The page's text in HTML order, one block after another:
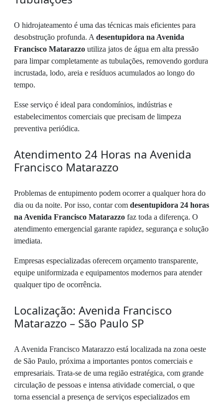
O hidrojateamento é uma das técnicas mais eficientes para
desobstrução profunda. A desentupidora na Avenida
Francisco Matarazzo utiliza jatos de água em alta pressão
para limpar completamente as tubulações, removendo gordura
incrustada, lodo, areia e resíduos acumulados ao longo do
tempo.
Esse serviço é ideal para condomínios, indústrias e
estabelecimentos comerciais que precisam de limpeza
preventiva periódica.
Atendimento 24 Horas na Avenida
Francisco Matarazzo
Problemas de entupimento podem ocorrer a qualquer hora do
dia ou da noite. Por isso, contar com desentupidora 24 horas
na Avenida Francisco Matarazzo faz toda a diferença. O
atendimento emergencial garante rapidez, segurança e solução
imediata.
Empresas especializadas oferecem orçamento transparente,
equipe uniformizada e equipamentos modernos para atender
qualquer tipo de ocorrência.
Localização: Avenida Francisco
Matarazzo – São Paulo SP
A Avenida Francisco Matarazzo está localizada na zona oeste
de São Paulo, próxima a importantes pontos comerciais e
empresariais. Trata-se de uma região estratégica, com grande
circulação de pessoas e intensa atividade comercial, o que
torna essencial a presença de serviços especializados em